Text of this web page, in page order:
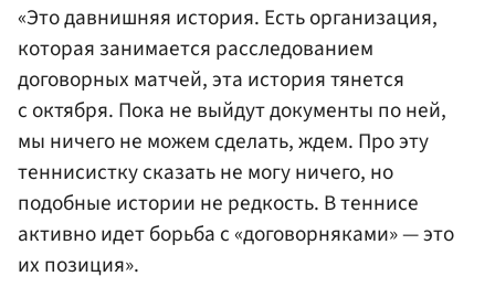
«Это давнишняя история. Есть организация,
которая занимается расследованием
договорных матчей, эта история тянется
с октября. Пока не выйдут документы по ней,
мы ничего не можем сделать, ждем. Про эту
теннисистку сказать не могу ничего, но
подобные истории не редкость. В теннисе
активно идет борьба с «договорняками» — это
их позиция».